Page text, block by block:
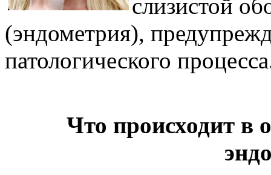
слизистой
(эндометрия),
патологического
Что происходит в